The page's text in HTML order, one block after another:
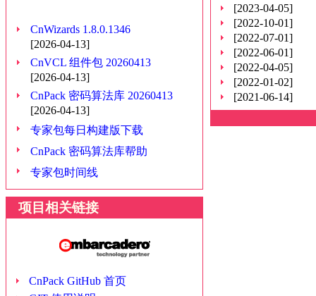
CnWizards 1.8.0.1346
[2026-04-13]
CnVCL 组件包 20260413
[2026-04-13]
CnPack 密码算法库 20260413
[2026-04-13]
专家包每日构建版下载
CnPack 密码算法库帮助
专家包时间线
项目相关链接
CnPack GitHub 首页
[2023-04-05]
[2022-10-01]
[2022-07-01]
[2022-06-01]
[2022-04-05]
[2022-01-02]
[2021-06-14]